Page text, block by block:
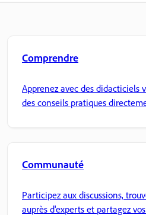
Comprendre
Apprenez avec des didacticiels
des conseils pratiques
Communauté
Participez aux discussions,
auprès d'experts et partagez